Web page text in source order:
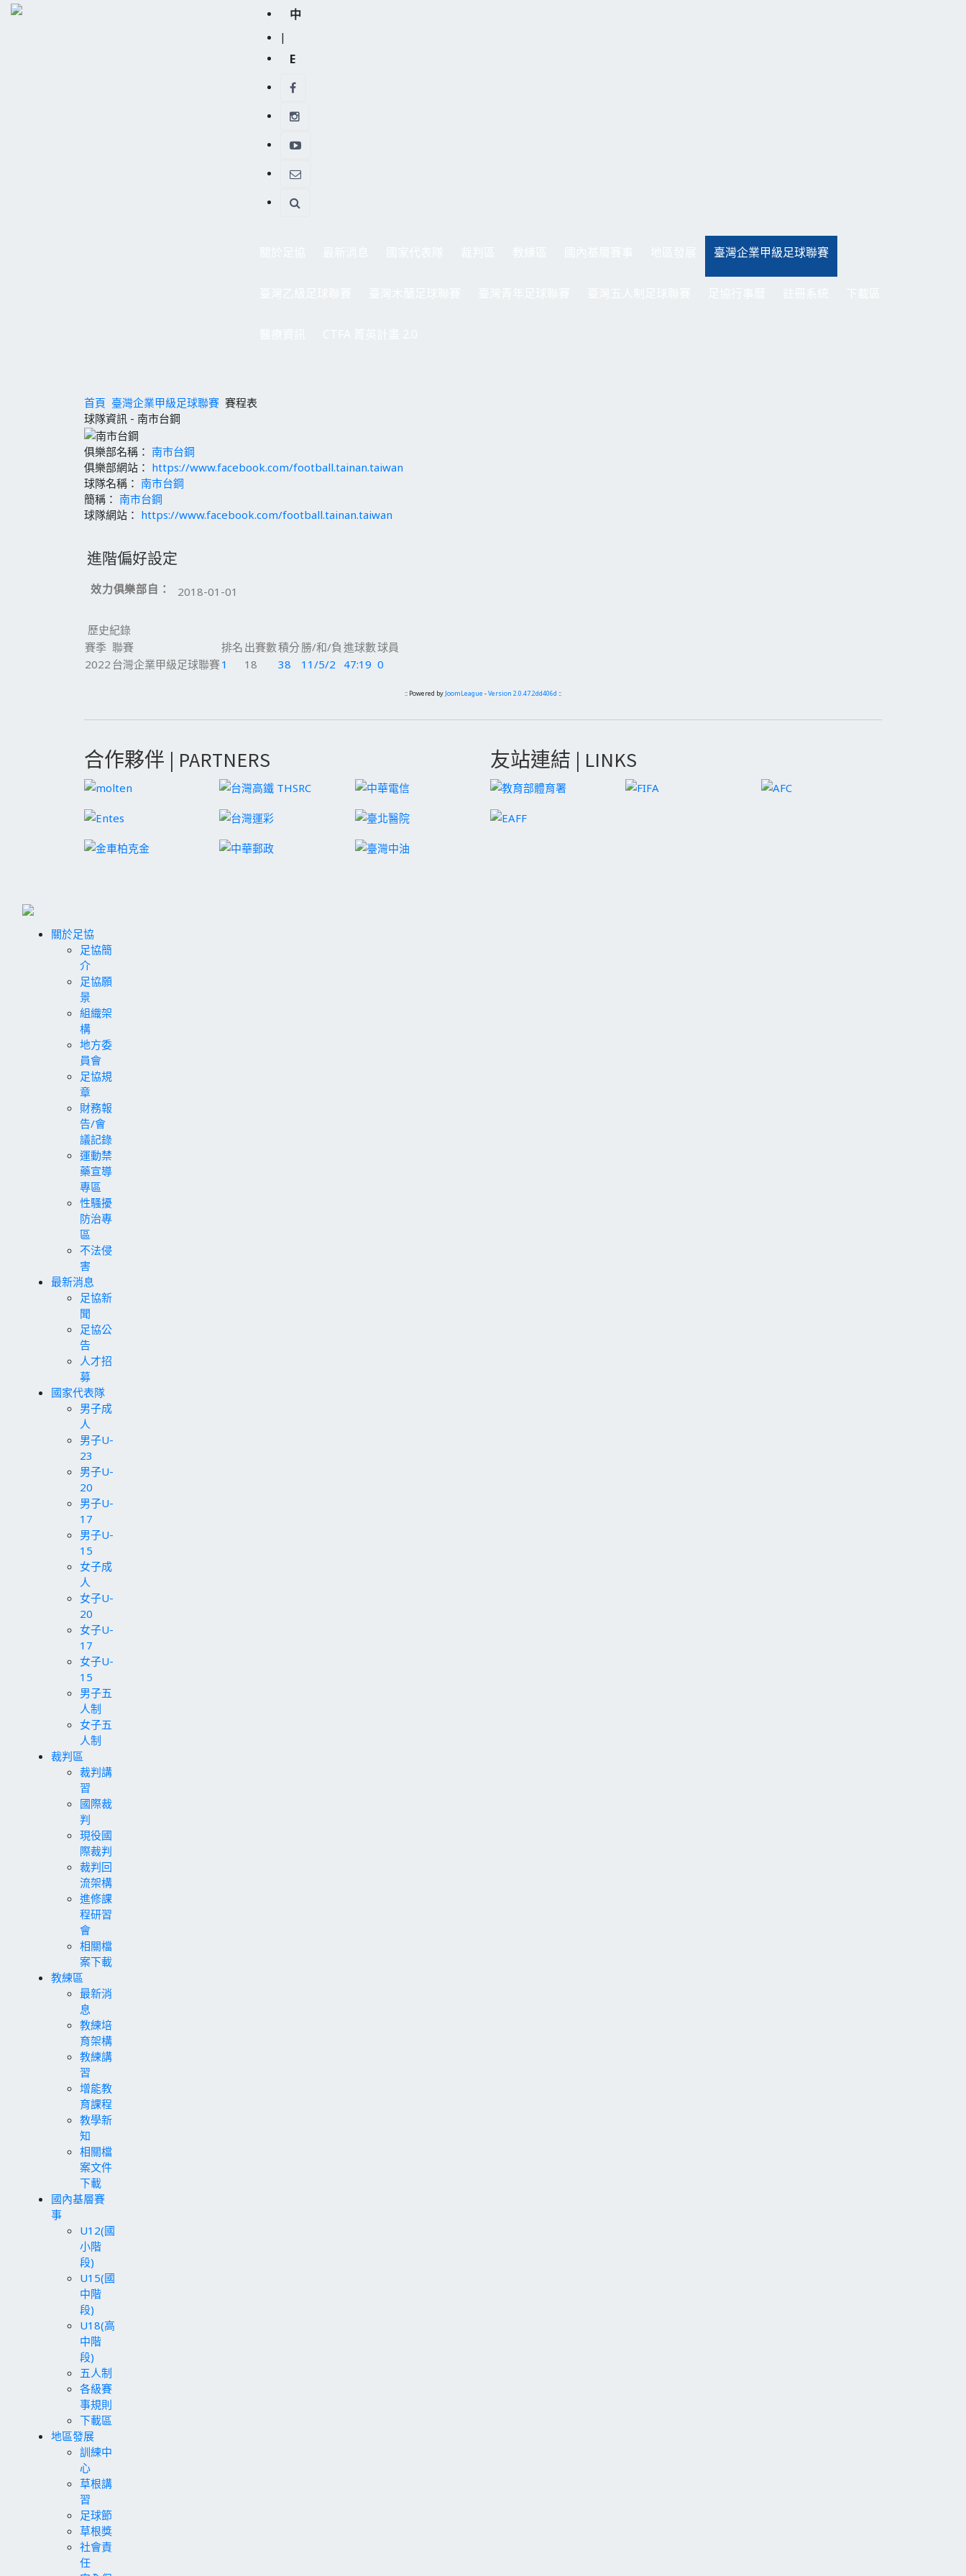
中
|
E
臺灣企業甲級足球聯賽
首頁 臺灣企業甲級足球聯賽 賽程表
球隊資訊 - 南市台鋼
俱樂部名稱： 南市台鋼
俱樂部網站： https://www.facebook.com/football.tainan.taiwan
球隊名稱： 南市台鋼
簡稱： 南市台鋼
球隊網站： https://www.facebook.com/football.tainan.taiwan
進階偏好設定
效力俱樂部自： 2018-01-01
歷史紀錄
賽季 聯賽 排名 出賽數積分勝/和/負 進球數球員
2022 台灣企業甲級足球聯賽 1 18 38 11/5/2 47:19 0
:: Powered by JoomLeague -Version 2.0.47.2dd406d ::
合作夥伴 | PARTNERS 友站連結 | LINKS
關於足協
足協簡
介
足協願
景
組織架
構
地方委
員會
足協規
章
財務報
告/會
議記錄
運動禁
藥宣導
專區
性騷擾
防治專
區
不法侵
害
最新消息
足協新
聞
足協公
告
人才招
募
國家代表隊
男子成
人
男子U-
23
男子U-
20
男子U-
17
男子U-
15
女子成
人
女子U-
20
女子U-
17
女子U-
15
男子五
人制
女子五
人制
裁判區
裁判講
習
國際裁
判
現役國
際裁判
裁判回
流架構
進修課
程研習
會
相關檔
案下載
教練區
最新消
息
教練培
育架構
教練講
習
增能教
育課程
教學新
知
相關檔
案文件
下載
國內基層賽
事
U12(國
小階
段)
U15(國
中階
段)
U18(高
中階
段)
五人制
各級賽
事規則
下載區
地區發展
訓練中
心
草根講
習
足球節
草根獎
社會責
任